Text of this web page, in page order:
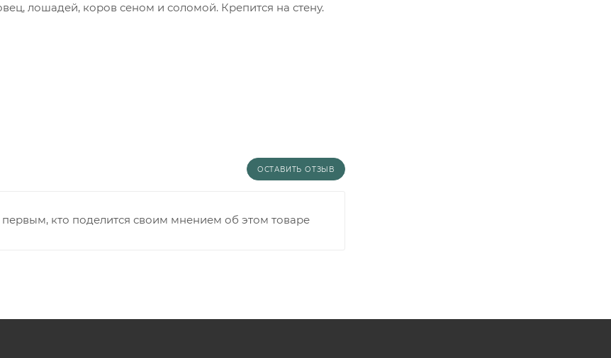
лошадей, коров сеном и соломой. Крепится на стену.
ОСТАВИТЬ ОТЗЫВ
кто поделится своим мнением об этом товаре